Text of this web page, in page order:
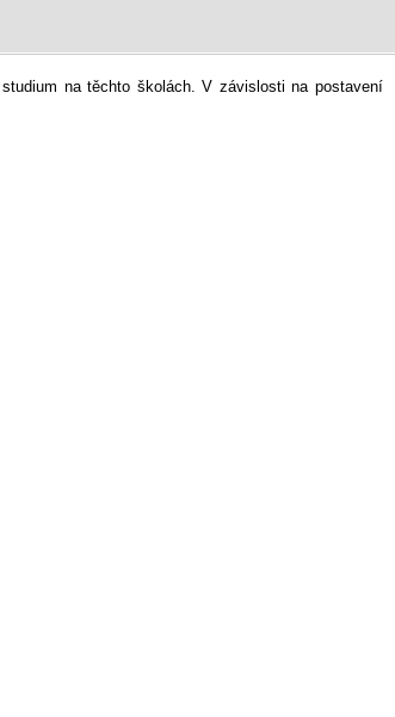
na těchto školách. V závislosti na postavení